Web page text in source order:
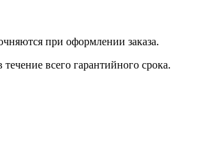
при оформлении заказа.
всего гарантийного срока.